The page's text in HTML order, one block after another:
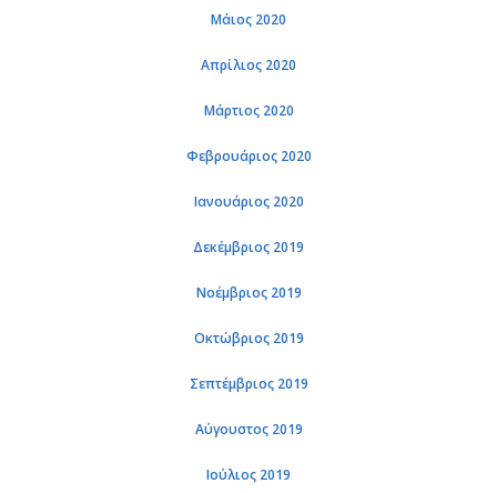
Μάιος 2020
Απρίλιος 2020
Μάρτιος 2020
Φεβρουάριος 2020
Ιανουάριος 2020
Δεκέμβριος 2019
Νοέμβριος 2019
Οκτώβριος 2019
Σεπτέμβριος 2019
Αύγουστος 2019
Ιούλιος 2019